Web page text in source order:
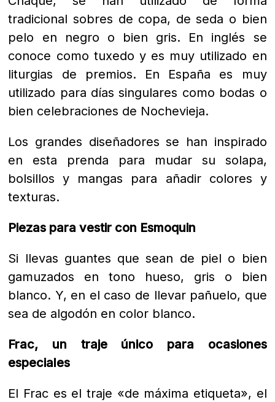
tradicional sobres de copa, de seda o bien
pelo en negro o bien gris. En inglés se
conoce como tuxedo y es muy utilizado en
liturgias de premios. En España es muy
utilizado para días singulares como bodas o
bien celebraciones de Nochevieja.
Los grandes diseñadores se han inspirado
en esta prenda para mudar su solapa,
bolsillos y mangas para añadir colores y
texturas.
Piezas para vestir con Esmoquin
Si llevas guantes que sean de piel o bien
gamuzados en tono hueso, gris o bien
blanco. Y, en el caso de llevar pañuelo, que
sea de algodón en color blanco.
Frac, un traje único para ocasiones
especiales
El Frac es el traje «de máxima etiqueta», el